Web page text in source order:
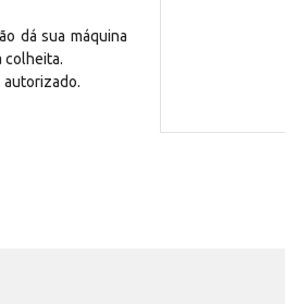
dá sua máquina
colheita.